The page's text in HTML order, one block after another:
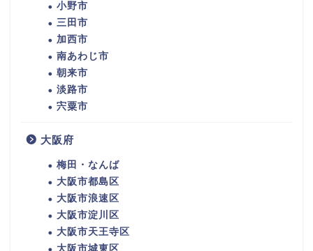
小野市
三田市
加西市
南あわじ市
朝来市
淡路市
宍粟市
大阪府
梅田・なんば
大阪市都島区
大阪市浪速区
大阪市淀川区
大阪市天王寺区
大阪市城東区